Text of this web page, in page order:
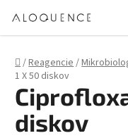
Domov
/Reagencie/
1 X 50 diskov
diskov